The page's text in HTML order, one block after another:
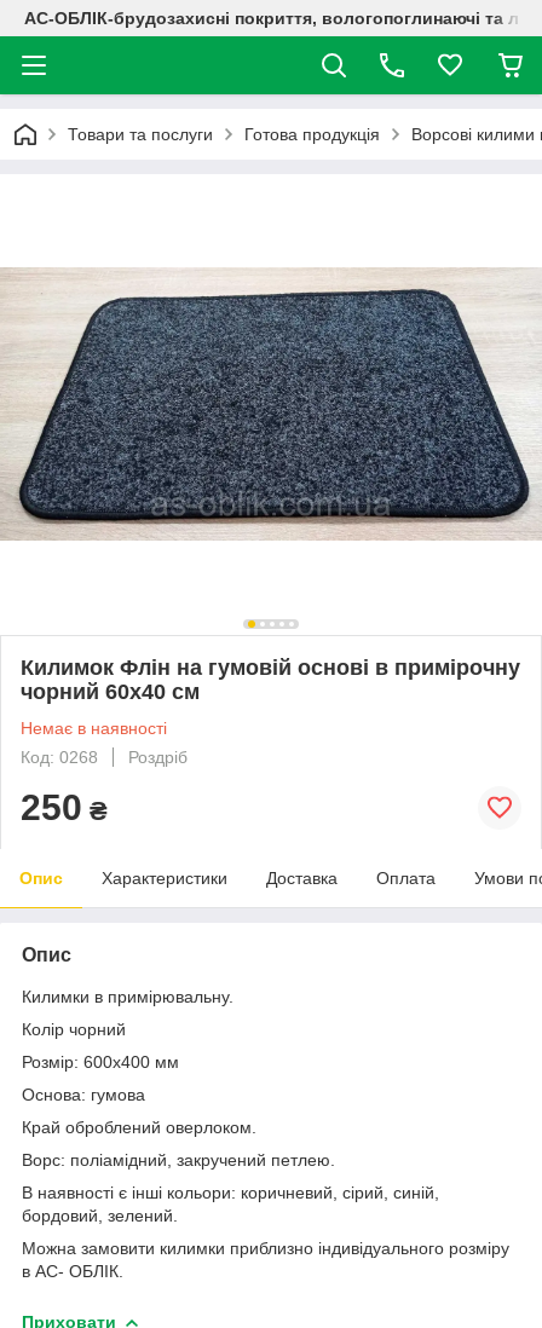
АС-ОБЛІК-брудозахисні покриття, вологопоглинаючі та
Товари та послуги Готова продукція Ворсові килими
Килимок Флін на гумовій основі в примірочну
чорний 60х40 см
Немає в наявності
Код: 0268
Роздріб
250 ₴
Опис Характеристики Доставка Оплата Умови
Опис
Килимки в примірювальну.
Колір чорний
Розмір: 600х400 мм
Основа: гумова
Край оброблений оверлоком.
Ворс: поліамідний, закручений петлею.
В наявності є інші кольори: коричневий, сірий, синій,
бордовий, зелений.
Можна замовити килимки приблизно індивідуального розміру
в АС- ОБЛІК.
Приховати